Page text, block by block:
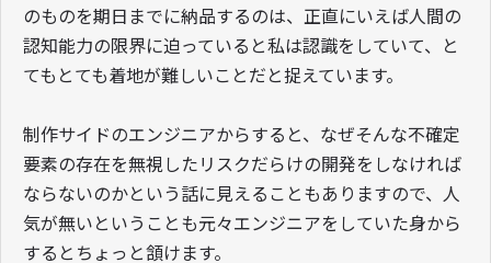
のものを期日までに納品するのは、正直にいえば人間の
認知能力の限界に迫っていると私は認識をしていて、と
てもとても着地が難しいことだと捉えています。
制作サイドのエンジニアからすると、なぜそんな不確定
要素の存在を無視したリスクだらけの開発をしなければ
ならないのかという話に見えることもありますので、人
気が無いということも元々エンジニアをしていた身から
するとちょっと頷けます。